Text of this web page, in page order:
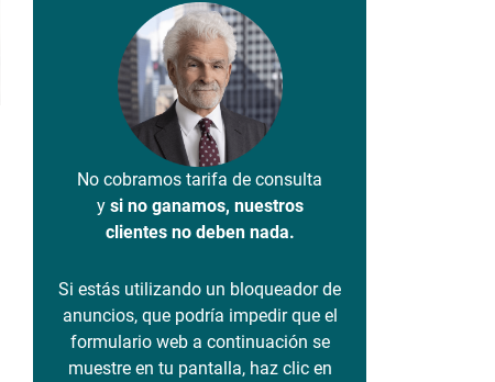
No cobramos tarifa de consulta
y si no ganamos, nuestros
clientes no deben nada.
Si estás utilizando un bloqueador de
anuncios, que podría impedir que el
formulario web a continuación se
muestre en tu pantalla, haz clic en